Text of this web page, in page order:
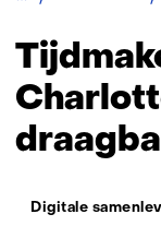
Thema:
Digitale